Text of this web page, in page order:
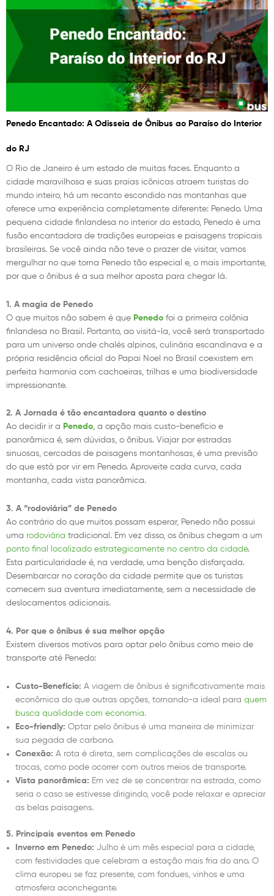
Penedo Encantado: A Odisseia de Ônibus ao Paraíso do Interior
do RJ
O Rio de Janeiro é um estado de muitas faces. Enquanto a
cidade maravilhosa e suas praias icônicas atraem turistas do
mundo inteiro, há um recanto escondido nas montanhas que
oferece uma experiência completamente diferente: Penedo. Uma
pequena cidade finlandesa no interior do estado, Penedo é uma
fusão encantadora de tradições europeias e paisagens tropicais
brasileiras. Se você ainda não teve o prazer de visitar, vamos
mergulhar no que torna Penedo tão especial e, o mais importante,
por que o ônibus é a sua melhor aposta para chegar lá.
1. A magia de Penedo
O que muitos não sabem é que Penedo foi a primeira colônia
finlandesa no Brasil. Portanto, ao visitá-la, você será transportado
para um universo onde chalés alpinos, culinária escandinava e a
própria residência oficial do Papai Noel no Brasil coexistem em
perfeita harmonia com cachoeiras, trilhas e uma biodiversidade
impressionante.
2. A Jornada é tão encantadora quanto o destino
Ao decidir ir a Penedo, a opção mais custo-benefício e
panorâmica é, sem dúvidas, o ônibus. Viajar por estradas
sinuosas, cercadas de paisagens montanhosas, é uma previsão
do que está por vir em Penedo. Aproveite cada curva, cada
montanha, cada vista panorâmica.
3. A “rodoviária” de Penedo
Ao contrário do que muitos possam esperar, Penedo não possui
uma rodoviária tradicional. Em vez disso, os ônibus chegam a um
ponto final localizado estrategicamente no centro da cidade.
Esta particularidade é, na verdade, uma benção disfarçada.
Desembarcar no coração da cidade permite que os turistas
comecem sua aventura imediatamente, sem a necessidade de
deslocamentos adicionais.
4. Por que o ônibus é sua melhor opção
Existem diversos motivos para optar pelo ônibus como meio de
transporte até Penedo:
Custo-Benefício: A viagem de ônibus é significativamente mais
econômica do que outras opções, tornando-a ideal para quem
busca qualidade com economia.
Eco-friendly: Optar pelo ônibus é uma maneira de minimizar
sua pegada de carbono.
Conexão: A rota é direta, sem complicações de escalas ou
trocas, como pode ocorrer com outros meios de transporte.
Vista panorâmica: Em vez de se concentrar na estrada, como
seria o caso se estivesse dirigindo, você pode relaxar e apreciar
as belas paisagens.
5. Principais eventos em Penedo
Inverno em Penedo: Julho é um mês especial para a cidade,
com festividades que celebram a estação mais fria do ano. O
clima europeu se faz presente, com fondues, vinhos e uma
atmosfera aconchegante.